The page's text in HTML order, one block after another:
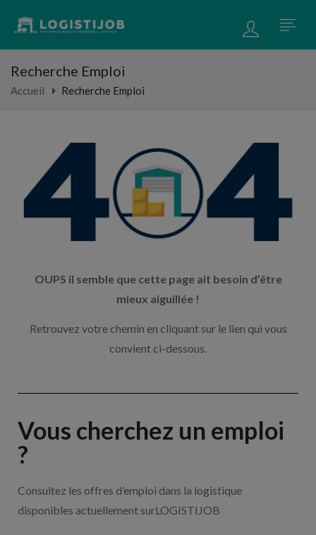
Recherche Emploi
Accueil Recherche Emploi
OUPS il semble que cette page ait besoin d’être
mieux aiguillée !
Retrouvez votre chemin en cliquant sur le lien qui vous
convient ci-dessous.
Vous cherchez un emploi
?
Consultez les offres d’emploi dans la logistique
disponibles actuellement surLOGISTIJOB